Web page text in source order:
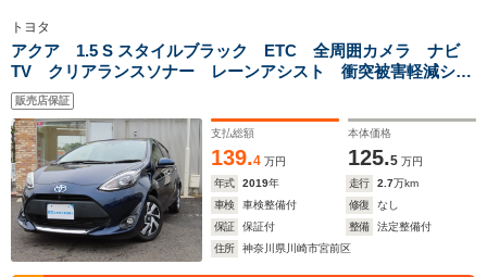
トヨタ
アクア 1.5 S スタイルブラック ETC 全周囲カメラ ナビ
TV クリアランスソナー レーンアシスト 衝突被害軽減シス
テム オートマチックハイビーム スマートキー アイドリン
グストップ 電動格納ミラー CVT 盗難防止システム
販売店保証
支払総額
139.4 万円
本体価格
125.5 万円
年式
2019年 走行 2.7万km
車検
車検整備付 修復
なし
保証
保証付 整備
法定整備付
住所
神奈川県川崎市宮前区